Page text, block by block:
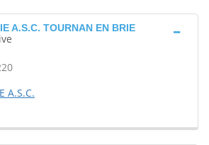
A.S.C. TOURNAN EN BRIE
A.S.C.